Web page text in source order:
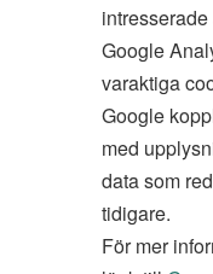
intresserade
Google
varaktiga
Google
med
data som
tidigare.
För mer